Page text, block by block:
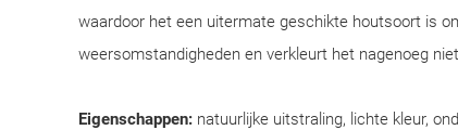
waardoor het een uitermate geschikte houtsoort is
weersomstandigheden en verkleurt het nagenoeg
Eigenschappen: natuurlijke uitstraling, lichte kleur,